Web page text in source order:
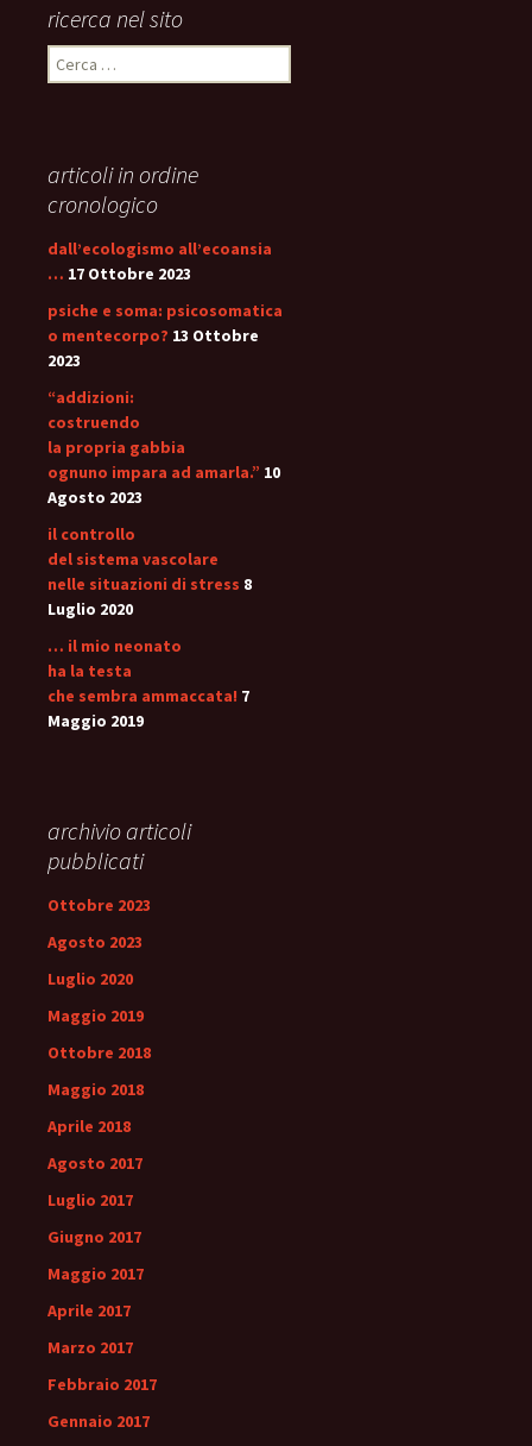
ricerca nel sito
Ricerca
per:
articoli in ordine
cronologico
dall’ecologismo all’ecoansia
… 17 Ottobre 2023
psiche e soma: psicosomatica
o mentecorpo? 13 Ottobre
2023
“addizioni:
costruendo
la propria gabbia
ognuno impara ad amarla.” 10
Agosto 2023
il controllo
del sistema vascolare
nelle situazioni di stress 8
Luglio 2020
… il mio neonato
ha la testa
che sembra ammaccata! 7
Maggio 2019
archivio articoli
pubblicati
Ottobre 2023
Agosto 2023
Luglio 2020
Maggio 2019
Ottobre 2018
Maggio 2018
Aprile 2018
Agosto 2017
Luglio 2017
Giugno 2017
Maggio 2017
Aprile 2017
Marzo 2017
Febbraio 2017
Gennaio 2017